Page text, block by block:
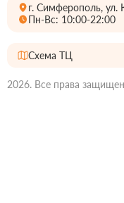
г. Симферополь, ул.
Пн-Вс: 10:00-22:00
Схема ТЦ
2026. Все права